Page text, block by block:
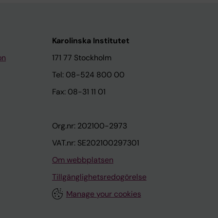
Karolinska Institutet
171 77 Stockholm
Tel: 08-524 800 00
Fax: 08-31 11 01
Org.nr: 202100-2973
VAT.nr: SE202100297301
Om webbplatsen
Tillgänglighetsredogörelse
Manage your cookies